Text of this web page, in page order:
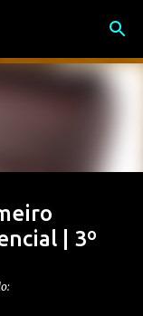
| 3º